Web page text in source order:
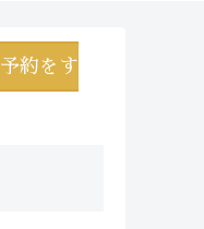
予約をす